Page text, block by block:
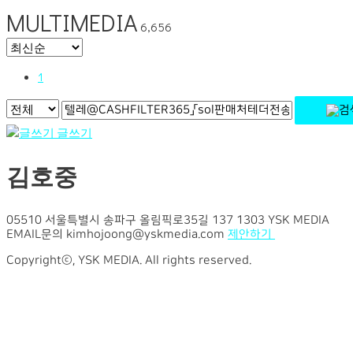
MULTIMEDIA 6,656
1
글쓰기
김호중
05510 서울특별시 송파구 올림픽로35길 137 1303 YSK MEDIA
EMAIL문의 kimhojoong@yskmedia.com 제안하기
Copyrightⓒ, YSK MEDIA. All rights reserved.